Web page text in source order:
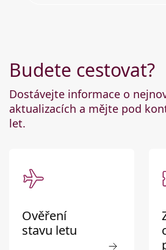
Budete cestovat?
Dostávejte informace o
aktualizacích a mějte pod
let.
Ověření
stavu letu